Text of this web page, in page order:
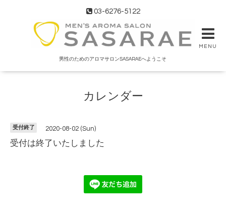
03-6276-5122
MENU
男性のためのアロマサロンSASARAEへようこそ
カレンダー
受付終了 2020-08-02 (Sun)
受付は終了いたしました